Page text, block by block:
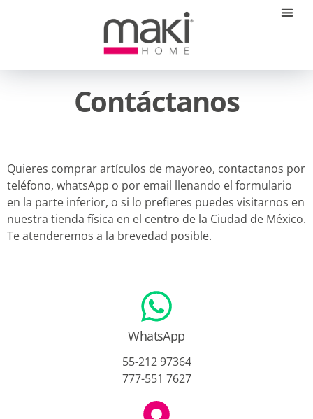
Contáctanos
Quieres comprar artículos de mayoreo, contactanos por
teléfono, whatsApp o por email llenando el formulario
en la parte inferior, o si lo prefieres puedes visitarnos en
nuestra tienda física en el centro de la Ciudad de México.
Te atenderemos a la brevedad posible.
WhatsApp
55-212 97364
777-551 7627